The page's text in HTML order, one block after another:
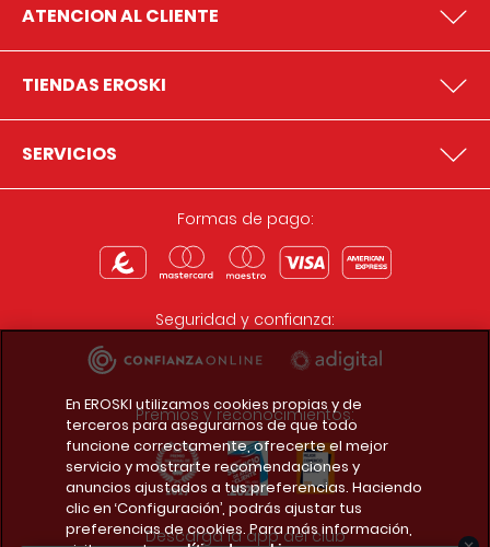
ATENCION AL CLIENTE
TIENDAS EROSKI
SERVICIOS
Formas de pago:
Seguridad y confianza:
Premios y reconocimientos:
Descarga la app del club
En EROSKI utilizamos cookies propias y de
terceros para asegurarnos de que todo
funcione correctamente, ofrecerte el mejor
servicio y mostrarte recomendaciones y
anuncios ajustados a tus preferencias. Haciendo
clic en ‘Configuración’, podrás ajustar tus
preferencias de cookies. Para más información,